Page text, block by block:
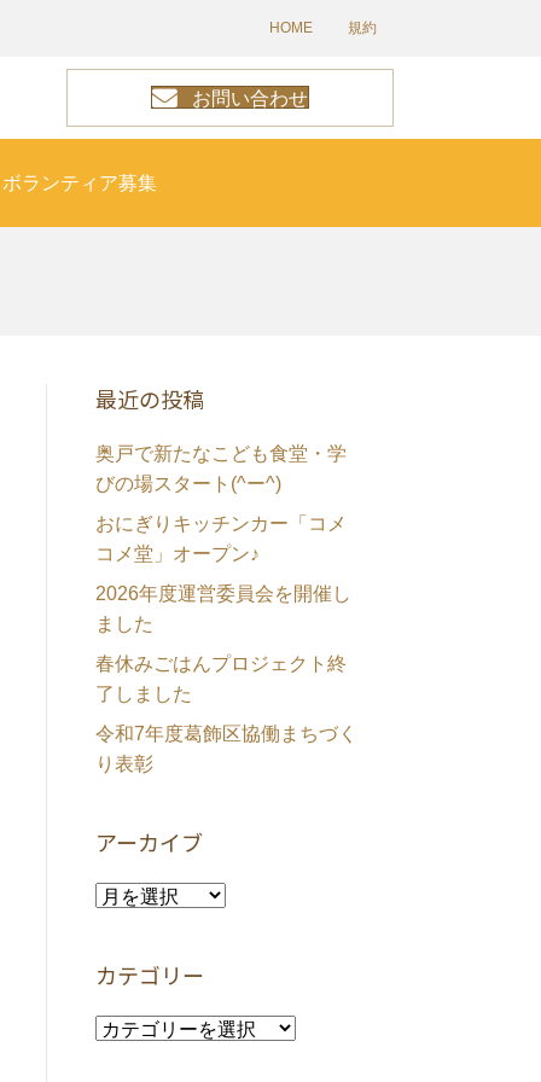
HOME 規約
お問い合わせ
ボランティア募集
最近の投稿
奥戸で新たなこども食堂・学
びの場スタート(^ー^)
おにぎりキッチンカー「コメ
コメ堂」オープン♪
2026年度運営委員会を開催し
ました
春休みごはんプロジェクト終
了しました
令和7年度葛飾区協働まちづく
り表彰
アーカイブ
ア
イ
ブ
カテゴリー
カ